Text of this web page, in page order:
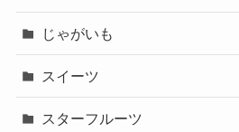
じゃがいも
スイーツ
スターフルーツ